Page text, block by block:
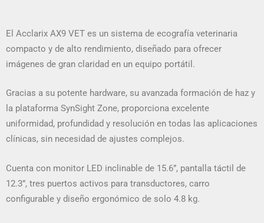
El Acclarix AX9 VET es un sistema de ecografía veterinaria
compacto y de alto rendimiento, diseñado para ofrecer
imágenes de gran claridad en un equipo portátil.
Gracias a su potente hardware, su avanzada formación de haz y
la plataforma SynSight Zone, proporciona excelente
uniformidad, profundidad y resolución en todas las aplicaciones
clínicas, sin necesidad de ajustes complejos.
Cuenta con monitor LED inclinable de 15.6”, pantalla táctil de
12.3”, tres puertos activos para transductores, carro
configurable y diseño ergonómico de solo 4.8 kg.